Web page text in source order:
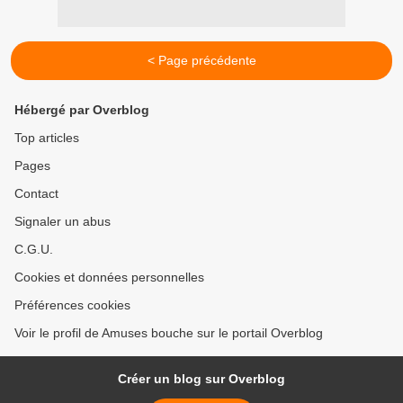
< Page précédente
Hébergé par Overblog
Top articles
Pages
Contact
Signaler un abus
C.G.U.
Cookies et données personnelles
Préférences cookies
Voir le profil de Amuses bouche sur le portail Overblog
Créer un blog sur Overblog